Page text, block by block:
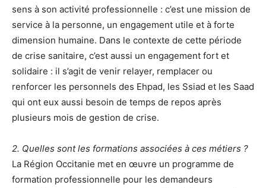
sens à son activité professionnelle : c’est une mission de
service à la personne, un engagement utile et à forte
dimension humaine. Dans le contexte de cette période
de crise sanitaire, c’est aussi un engagement fort et
solidaire : il s’agit de venir relayer, remplacer ou
renforcer les personnels des Ehpad, les Ssiad et les Saad
qui ont eux aussi besoin de temps de repos après
plusieurs mois de gestion de crise.
2. Quelles sont les formations associées à ces métiers ?
La Région Occitanie met en œuvre un programme de
formation professionnelle pour les demandeurs